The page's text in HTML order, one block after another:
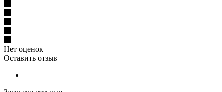
Нет оценок
Оставить отзыв